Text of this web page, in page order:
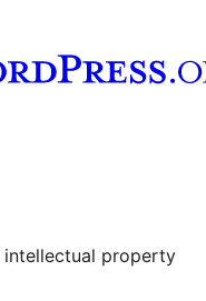
Tumblr
intellectual property